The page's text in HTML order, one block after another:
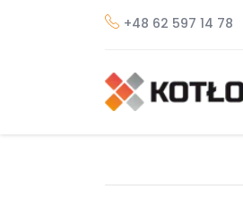
+48 62 597 14 78